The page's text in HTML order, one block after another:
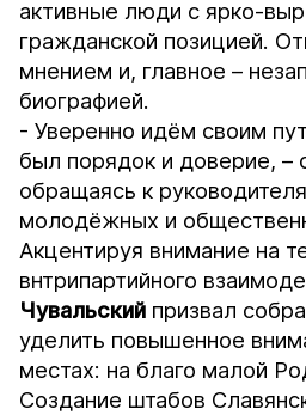
активные люди с ярко-
гражданской позицией.
мнением и, главное –
биографией.
- Уверенно идём своим
был порядок и доверие, –
обращаясь к
молодёжных и
Акцентируя внимание на
внтрипартийного
Чувальский призвал
уделить повышенное
местах: на благо малой
Создание штабов